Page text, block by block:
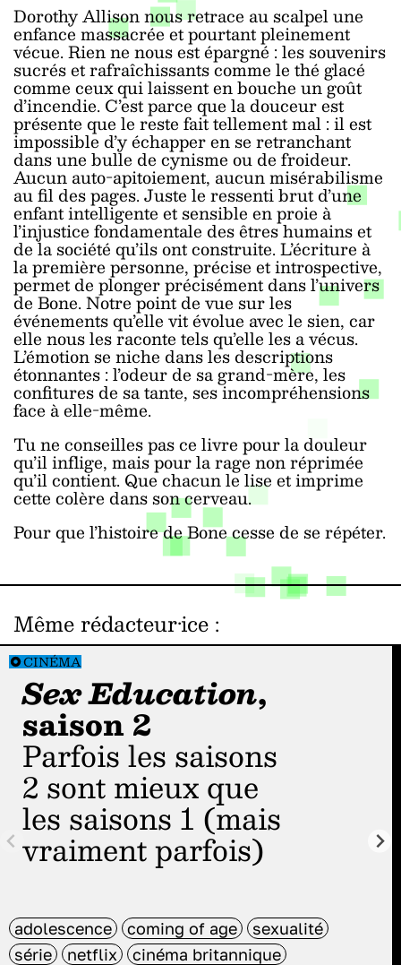
Dorothy Allison nous retrace au scalpel une
enfance massacrée et pourtant pleinement
vécue. Rien ne nous est épargné : les souvenirs
sucrés et rafraîchissants comme le thé glacé
comme ceux qui laissent en bouche un goût
d’incendie. C’est parce que la douceur est
présente que le reste fait tellement mal : il est
impossible d’y échapper en se retranchant
dans une bulle de cynisme ou de froideur.
Aucun auto-apitoiement, aucun misérabilisme
au fil des pages. Juste le ressenti brut d’une
enfant intelligente et sensible en proie à
l’injustice fondamentale des êtres humains et
de la société qu’ils ont construite. L’écriture à
la première personne, précise et introspective,
permet de plonger précisément dans l’univers
de Bone. Notre point de vue sur les
événements qu’elle vit évolue avec le sien, car
elle nous les raconte tels qu’elle les a vécus.
L’émotion se niche dans les descriptions
étonnantes : l’odeur de sa grand-mère, les
confitures de sa tante, ses incompréhensions
face à elle-même.
Tu ne conseilles pas ce livre pour la douleur
qu’il inflige, mais pour la rage non réprimée
qu’il contient. Que chacun le lise et imprime
cette colère dans son cerveau.
Pour que l’histoire de Bone cesse de se répéter.
Même rédacteur·ice :
CINÉMA
Sex Education,
saison 2
Parfois les saisons
2 sont mieux que
les saisons 1 (mais
vraiment parfois)
adolescence coming of age
sexualité
série
netflix cinéma britannique